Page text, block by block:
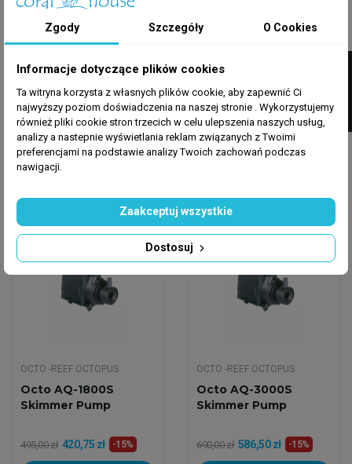
Octo Regal 200-E
External Skimmer
4 410,00 zł 3 748,50 zł -15%
Dodaj do koszyka
Octo Regal 250-E
External Skimmer
4 825,00 zł 4 101,25 zł -15%
Dodaj do koszyka
OCTO -REEF OCTOPUS
Octo AQ-1800S
Skimmer Pump
495,00 zł 420,75 zł -15%
OCTO -REEF OCTOPUS
Octo AQ-3000S
Skimmer Pump
690,00 zł 586,50 zł -15%
Zgody Szczegóły O Cookies
Informacje dotyczące plików cookies
Ta witryna korzysta z własnych plików cookie, aby zapewnić Ci
najwyższy poziom doświadczenia na naszej stronie . Wykorzystujemy
również pliki cookie stron trzecich w celu ulepszenia naszych usług,
analizy a nastepnie wyświetlania reklam związanych z Twoimi
preferencjami na podstawie analizy Twoich zachowań podczas
nawigacji.
Dostosuj
Zaakceptuj wszystkie